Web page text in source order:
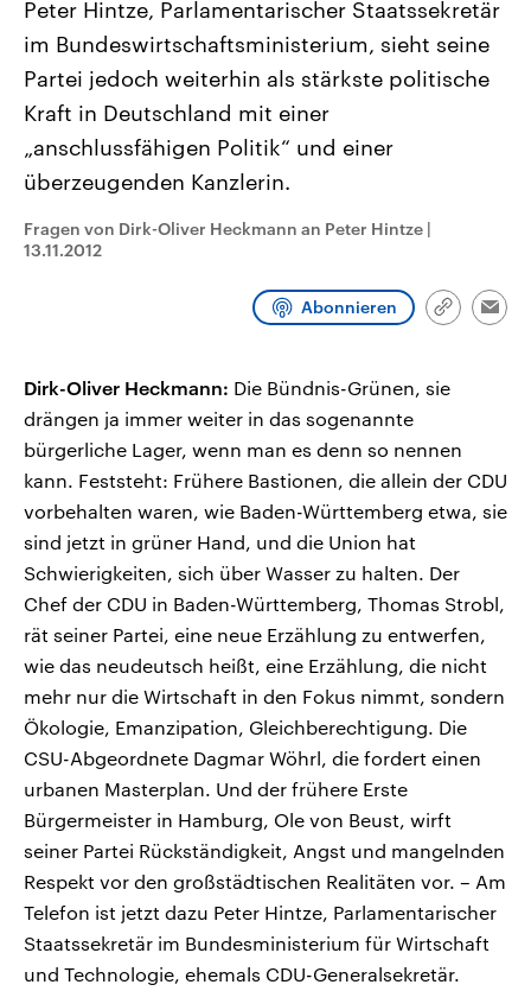
Bundesland von einer Koalition aus
CDU, SPD und FDP regiert.-
Umfragen, Prognosen,
Wahlprogramme, aktuelle Berichte
und Hintergründe zu den Parteien
und Kandidaten der anstehenden
mit großem Einfluss auf
aktuelle Weltgeschehen.
Sendungen Programm Podcasts
Audio-Archiv
Peter Hintze, Parlamentarischer Staatssekretär
im Bundeswirtschaftsministerium, sieht seine
Partei jedoch weiterhin als stärkste politische
Kraft in Deutschland mit einer
„anschlussfähigen Politik“ und einer
überzeugenden Kanzlerin.
Fragen von Dirk-Oliver Heckmann an Peter Hintze |
13.11.2012
Abonnieren
Link
Dirk-Oliver Heckmann: Die Bündnis-Grünen, sie
drängen ja immer weiter in das sogenannte
bürgerliche Lager, wenn man es denn so nennen
kann. Feststeht: Frühere Bastionen, die allein der CDU
vorbehalten waren, wie Baden-Württemberg etwa, sie
sind jetzt in grüner Hand, und die Union hat
Schwierigkeiten, sich über Wasser zu halten. Der
Chef der CDU in Baden-Württemberg, Thomas Strobl,
rät seiner Partei, eine neue Erzählung zu entwerfen,
wie das neudeutsch heißt, eine Erzählung, die nicht
mehr nur die Wirtschaft in den Fokus nimmt, sondern
Ökologie, Emanzipation, Gleichberechtigung. Die
CSU-Abgeordnete Dagmar Wöhrl, die fordert einen
urbanen Masterplan. Und der frühere Erste
Bürgermeister in Hamburg, Ole von Beust, wirft
seiner Partei Rückständigkeit, Angst und mangelnden
Respekt vor den großstädtischen Realitäten vor. – Am
Telefon ist jetzt dazu Peter Hintze, Parlamentarischer
Staatssekretär im Bundesministerium für Wirtschaft
und Technologie, ehemals CDU-Generalsekretär.